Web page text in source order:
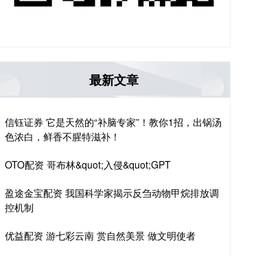
最新文章
信钰证券 它是天然的“补脑专家”！教你1招，出锅汤
色浓白，鲜香不腥特滋补！
OTO配资 哥布林&quot;入侵&quot;GPT
盈途金宝配资 我国科学家揭示反刍动物甲烷排放调
控机制
优益配资 游七彩云南 赏自然美景 做文明使者